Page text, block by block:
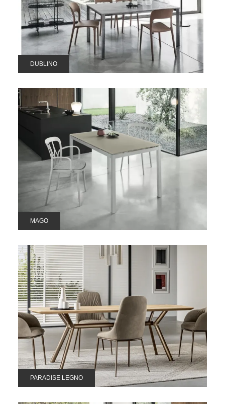
DUBLINO
MAGO
PARADISE LEGNO